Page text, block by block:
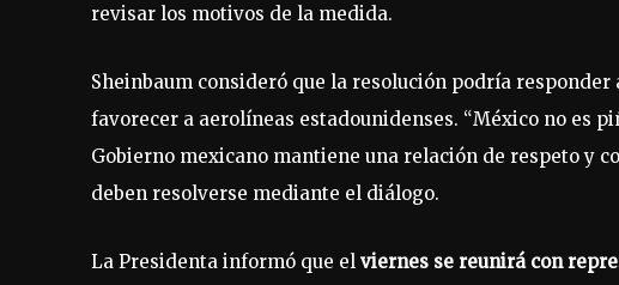
revisar los motivos de la medida.
Sheinbaum consideró que la resolución podría responder
favorecer a aerolíneas estadounidenses. “México no es
Gobierno mexicano mantiene una relación de respeto y
deben resolverse mediante el diálogo.
La Presidenta informó que el viernes se reunirá con